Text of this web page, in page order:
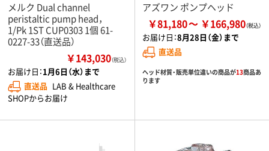
メルク Dual channel
peristaltic pump head，
1/Pk 1ST CUP0303 1個 61-
0227-33（直送品）
￥143,030（税込）
お届け日：1月6日（水）まで
直送品 LAB & Healthcare
SHOPからお届け
アズワン ポンプヘッド
￥81,180 ￥166,980
お届け日：8月28日（金）まで
直送品
ヘッド材質・販売単位違いの商品が13商品あ
ります